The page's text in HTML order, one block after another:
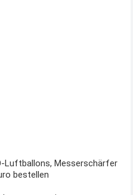
Luftballons, Messerschärfer
bestellen